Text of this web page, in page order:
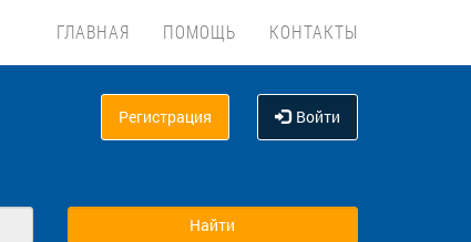
ГЛАВНАЯ ПОМОЩЬ КОНТАКТЫ
Регистрация Войти